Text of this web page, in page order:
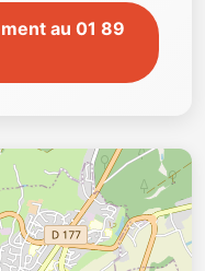
au 01 89